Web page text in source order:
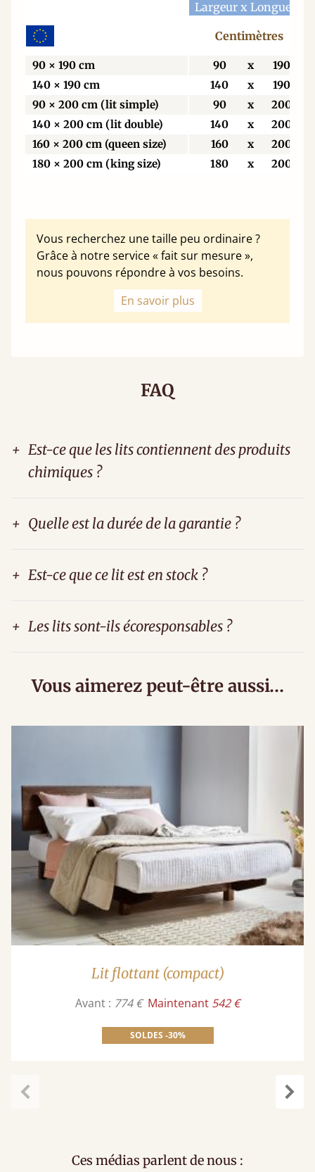
Largeur x Longueur
Centimètres
90 × 190 cm 90 x
190
140 × 190 cm
140 x
190
90 × 200 cm (lit simple)
90 x
200
140 × 200 cm (lit double)
140 x
200
160 × 200 cm (queen size)
160 x
200
180 × 200 cm (king size)
180 x 200
Vous recherchez une taille peu ordinaire ?
Grâce à notre service « fait sur mesure »,
nous pouvons répondre à vos besoins.
En savoir plus
FAQ
+ Est-ce que les lits contiennent des produits
chimiques ?
+ Quelle est la durée de la garantie ?
+ Est-ce que ce lit est en stock ?
+ Les lits sont-ils écoresponsables ?
Vous aimerez peut-être aussi…
Lit flottant (compact)
Avant : 774 € Maintenant 542 €
SOLDES -30%
Ces médias parlent de nous :